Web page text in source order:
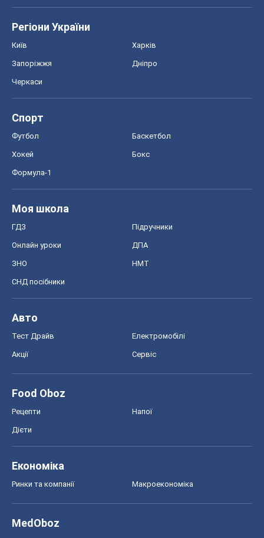
Регіони України
Київ Харків
Запоріжжя Дніпро
Черкаси
Спорт
Футбол Баскетбол
Хокей Бокс
Формула-1
Моя школа
ГДЗ Підручники
Онлайн уроки ДПА
ЗНО НМТ
СНД посібники
Авто
Тест Драйв Електромобілі
Акції Сервіс
Food Oboz
Рецепти Напої
Дієти
Економіка
Ринки та компанії Макроекономіка
MedOboz